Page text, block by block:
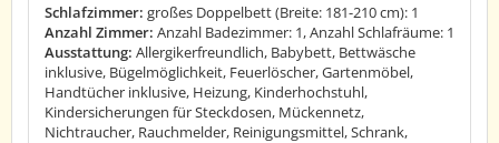
Schlafzimmer: großes Doppelbett (Breite: 181-210 cm): 1
Anzahl Zimmer: Anzahl Badezimmer: 1, Anzahl Schlafräume: 1
Ausstattung: Allergikerfreundlich, Babybett, Bettwäsche
inklusive, Bügelmöglichkeit, Feuerlöscher, Gartenmöbel,
Handtücher inklusive, Heizung, Kinderhochstuhl,
Kindersicherungen für Steckdosen, Mückennetz,
Nichtraucher, Rauchmelder, Reinigungsmittel, Schrank,